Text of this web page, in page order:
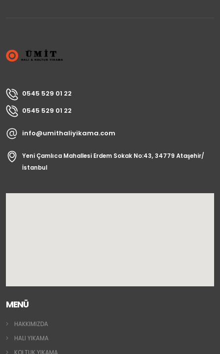
0545 529 01 22
0545 529 01 22
info@umithaliyikama.com
Yeni Çamlıca Mahallesi Erdem Sokak No:43, 34779 Ataşehir/
İstanbul
MENÜ
HAKKIMIZDA
HALI YIKAMA